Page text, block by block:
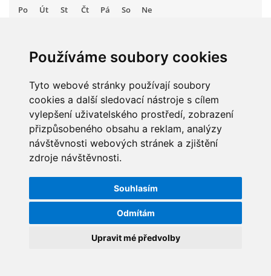
Používáme soubory cookies
Tyto webové stránky používají soubory
cookies a další sledovací nástroje s cílem
vylepšení uživatelského prostředí, zobrazení
přizpůsobeného obsahu a reklam, analýzy
návštěvnosti webových stránek a zjištění
zdroje návštěvnosti.
Souhlasím
Odmítám
Upravit mé předvolby
© 2026 eStránky.cz
Po
Út St Čt Pá So
Ne
11 12 13 14 15
16
18 19 20 21 22
23
25 26 27 28 29
30
STATISTIKY